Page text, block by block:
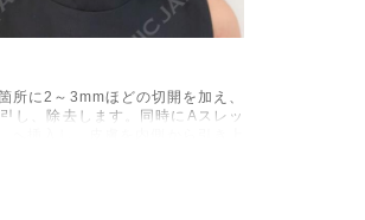
所に2～3mmほどの切開を加え、
し、除去します。同時にAスレッ
挿入し、皮膚を内側から引き上
血、引き攣れ感などが術後一時的
左右差、施術箇所の知覚鈍麻、ぼ